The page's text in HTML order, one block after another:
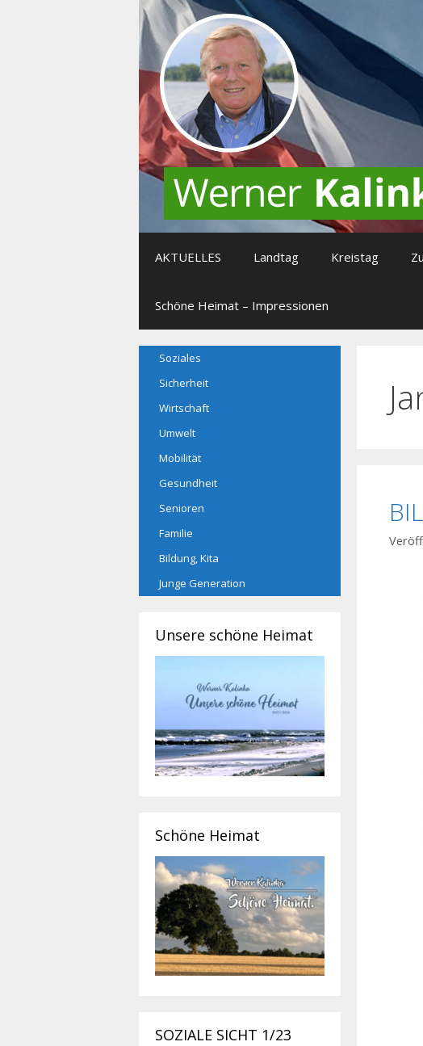
AKTUELLES Landtag Kreistag
Schöne Heimat – Impressionen
Soziales
Sicherheit
Wirtschaft
Umwelt
Mobilität
Gesundheit
Senioren
Familie
Bildung, Kita
Junge Generation
Unsere schöne Heimat
Schöne Heimat
SOZIALE SICHT 1/23